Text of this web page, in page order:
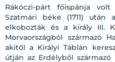
Rákóczi-párt főispánja
Szatmári béke (1711)
elkobozták és a király III.
Morvaországból származó
akitől a Királyi Táblán
útján az Erdélyből